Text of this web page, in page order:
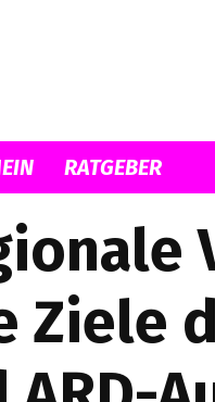
RATGEBER